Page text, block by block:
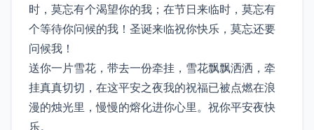
时，莫忘有个渴望你的我；在节日来临时，莫忘有
个等待你问候的我！圣诞来临祝你快乐，莫忘还要
问候我！
送你一片雪花，带去一份牵挂，雪花飘飘洒洒，牵
挂真真切切，在这平安之夜我的祝福已被点燃在浪
漫的烛光里，慢慢的熔化进你心里。祝你平安夜快
乐。